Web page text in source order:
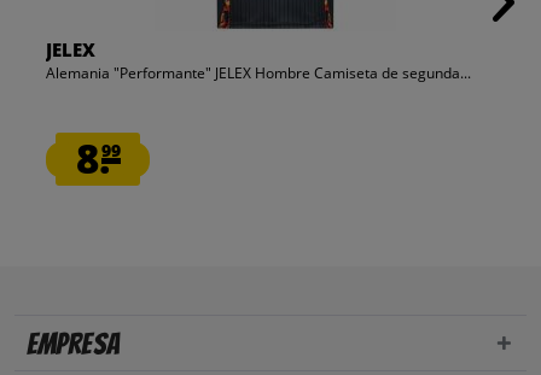
JELEX
Alemania "Performante" JELEX Hombre Camiseta de segunda...
8.99
Empresa